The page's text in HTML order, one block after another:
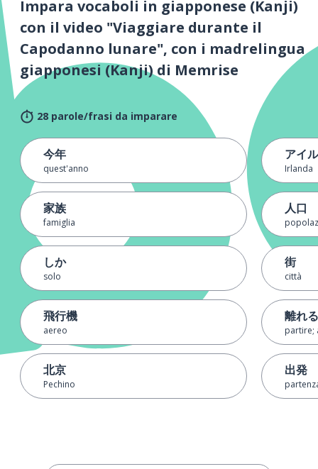
Impara vocaboli in giapponese (Kanji)
con il video "Viaggiare durante il
Capodanno lunare", con i madrelingua
giapponesi (Kanji) di Memrise
28 parole/frasi da imparare
今年
quest'anno
家族
famiglia
しか
solo
飛行機
aereo
北京
Pechino
アイ
Irlanda
人口
街
città
離れる
partire;
出発